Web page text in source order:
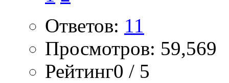
Ответов: 11
Просмотров: 59,569
Рейтинг0 / 5